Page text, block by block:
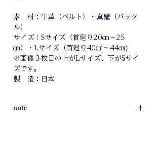
素 材：牛革（ベルト）・真鍮（バック
ル）
サイズ：Sサイズ（首廻り20㎝～25
㎝）・Lサイズ（首廻り40㎝～44㎝)
※画像３枚目の上がLサイズ、下がSサイ
ズです。
製 造：日本
note